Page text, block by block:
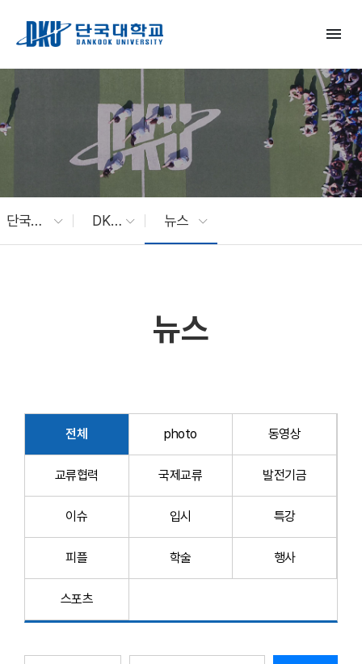
menu
단국대 소식 DKU News 뉴스
뉴스
전체 photo 동영상
교류협력 국제교류 발전기금
이슈 입시 특강
피플 학술 행사
스포츠